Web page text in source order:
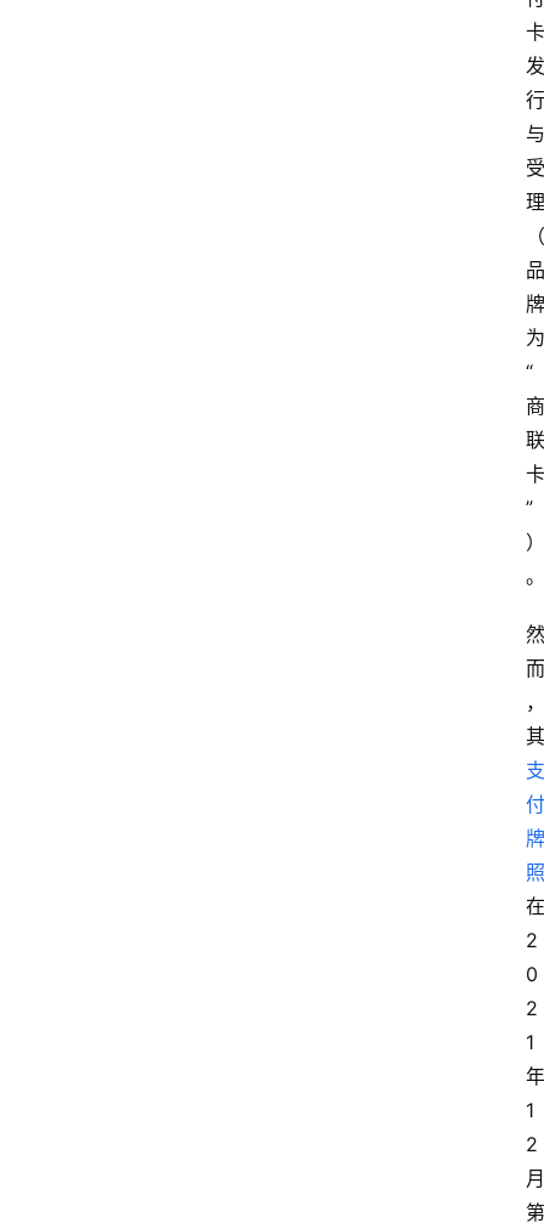
卡
发
行
与
受
理
（
品
牌
为
“
商
联
卡
”
）
。
然
而
，
其
支
付
牌
照
在
2
0
2
1
年
1
2
月
第